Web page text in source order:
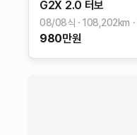
G2X 2.0 터보
08/08식 108,202km
980만원